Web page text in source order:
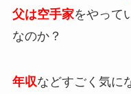
父は空手家をやって
なのか？
年収などすごく気に